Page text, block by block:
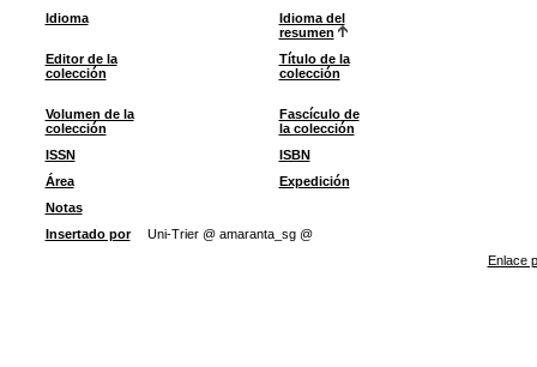
Idioma
Idioma del
resumen
Editor de la
colección
Título de la
colección
Volumen de la
colección
Fascículo de
la colección
ISSN
ISBN
Área
Expedición
Notas
Insertado por
Uni-Trier @ amaranta_sg @
Enlace